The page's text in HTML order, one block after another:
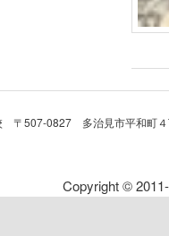
〒507-0827 多治見市平和町
Copyright ©